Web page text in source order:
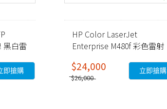
黑白雷
即搶購
HP Color LaserJet
Enterprise M480f 彩色雷射
$24,000
$26,000
立即搶購